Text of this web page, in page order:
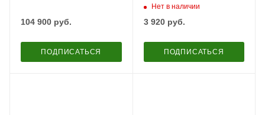
104 900 руб.
ПОДПИСАТЬСЯ
Нет в наличии
3 920руб.
ПОДПИСАТЬСЯ